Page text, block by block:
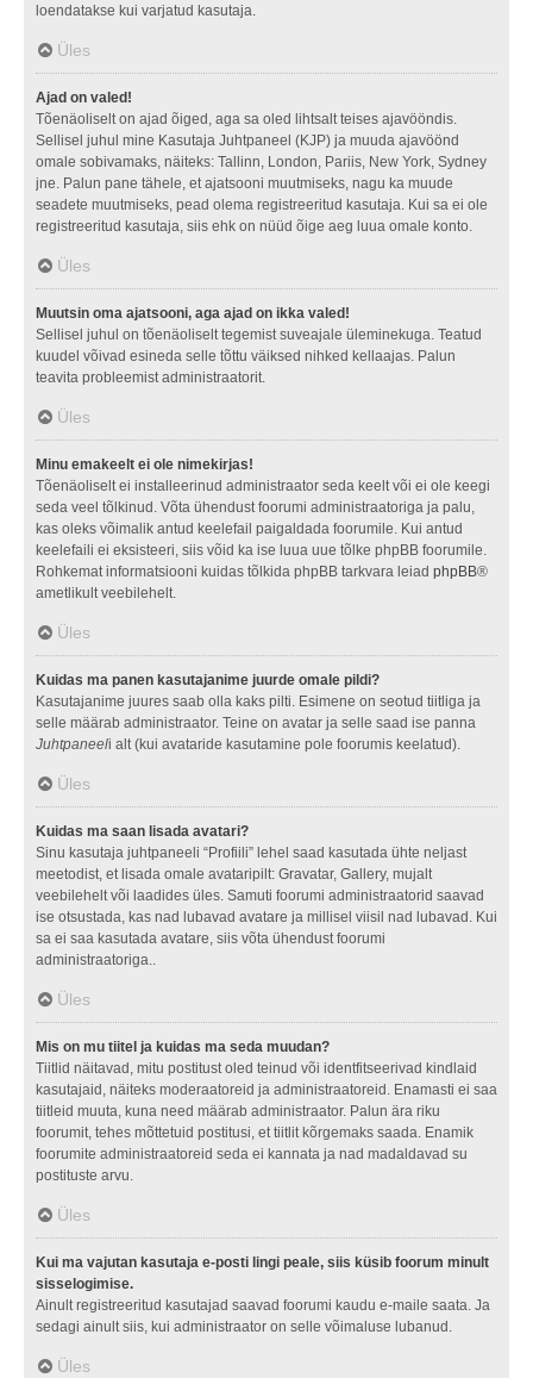
loendatakse kui varjatud kasutaja.
Üles
Ajad on valed!
Tõenäoliselt on ajad õiged, aga sa oled lihtsalt teises ajavööndis.
Sellisel juhul mine Kasutaja Juhtpaneel (KJP) ja muuda ajavöönd
omale sobivamaks, näiteks: Tallinn, London, Pariis, New York, Sydney
jne. Palun pane tähele, et ajatsooni muutmiseks, nagu ka muude
seadete muutmiseks, pead olema registreeritud kasutaja. Kui sa ei ole
registreeritud kasutaja, siis ehk on nüüd õige aeg luua omale konto.
Üles
Muutsin oma ajatsooni, aga ajad on ikka valed!
Sellisel juhul on tõenäoliselt tegemist suveajale üleminekuga. Teatud
kuudel võivad esineda selle tõttu väiksed nihked kellaajas. Palun
teavita probleemist administraatorit.
Üles
Minu emakeelt ei ole nimekirjas!
Tõenäoliselt ei installeerinud administraator seda keelt või ei ole keegi
seda veel tõlkinud. Võta ühendust foorumi administraatoriga ja palu,
kas oleks võimalik antud keelefail paigaldada foorumile. Kui antud
keelefaili ei eksisteeri, siis võid ka ise luua uue tõlke phpBB foorumile.
Rohkemat informatsiooni kuidas tõlkida phpBB tarkvara leiad phpBB®
ametlikult veebilehelt.
Üles
Kuidas ma panen kasutajanime juurde omale pildi?
Kasutajanime juures saab olla kaks pilti. Esimene on seotud tiitliga ja
selle määrab administraator. Teine on avatar ja selle saad ise panna
Juhtpaneeli alt (kui avataride kasutamine pole foorumis keelatud).
Üles
Kuidas ma saan lisada avatari?
Sinu kasutaja juhtpaneeli “Profiili” lehel saad kasutada ühte neljast
meetodist, et lisada omale avataripilt: Gravatar, Gallery, mujalt
veebilehelt või laadides üles. Samuti foorumi administraatorid saavad
ise otsustada, kas nad lubavad avatare ja millisel viisil nad lubavad. Kui
sa ei saa kasutada avatare, siis võta ühendust foorumi
administraatoriga..
Üles
Mis on mu tiitel ja kuidas ma seda muudan?
Tiitlid näitavad, mitu postitust oled teinud või identfitseerivad kindlaid
kasutajaid, näiteks moderaatoreid ja administraatoreid. Enamasti ei saa
tiitleid muuta, kuna need määrab administraator. Palun ära riku
foorumit, tehes mõttetuid postitusi, et tiitlit kõrgemaks saada. Enamik
foorumite administraatoreid seda ei kannata ja nad madaldavad su
postituste arvu.
Üles
Kui ma vajutan kasutaja e-posti lingi peale, siis küsib foorum minult
sisselogimise.
Ainult registreeritud kasutajad saavad foorumi kaudu e-maile saata. Ja
sedagi ainult siis, kui administraator on selle võimaluse lubanud.
Üles